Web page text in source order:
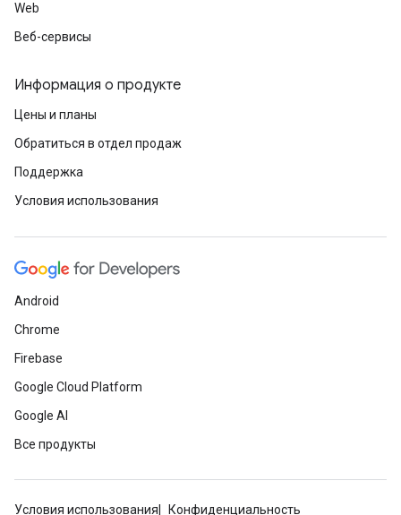
Web
Веб-сервисы
Информация о продукте
Цены и планы
Обратиться в отдел продаж
Поддержка
Условия использования
Android
Chrome
Firebase
Google Cloud Platform
Google AI
Все продукты
Условия использования Конфиденциальность